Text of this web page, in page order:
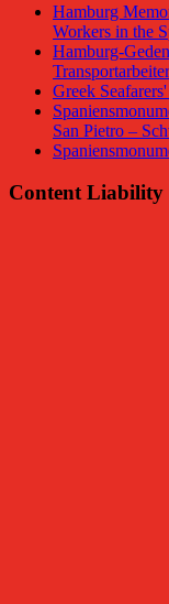
Hamburg
Workers in the
Hamburg-
Greek
San Pietro –
Content Liability